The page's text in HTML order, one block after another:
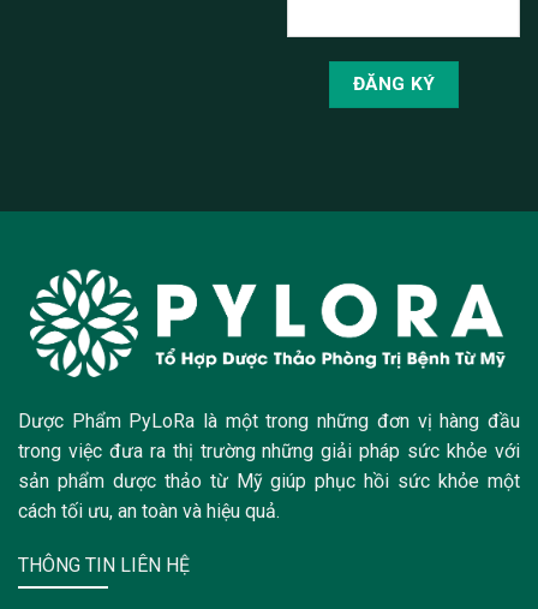
Dược Phẩm PyLoRa là một trong những đơn vị hàng đầu
trong việc đưa ra thị trường những giải pháp sức khỏe với
sản phẩm dược thảo từ Mỹ giúp phục hồi sức khỏe một
cách tối ưu, an toàn và hiệu quả.
THÔNG TIN LIÊN HỆ